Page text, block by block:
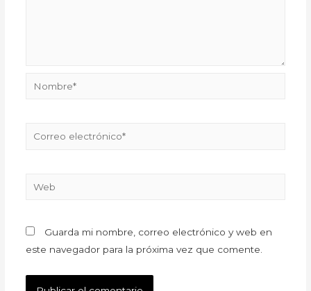
Guarda mi nombre, correo electrónico y web en
este navegador para la próxima vez que comente.